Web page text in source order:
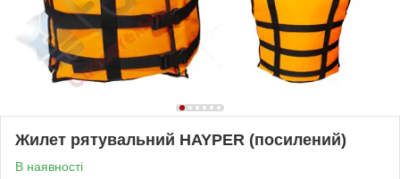
Жилет рятувальний HAYPER (посилений)
В наявності